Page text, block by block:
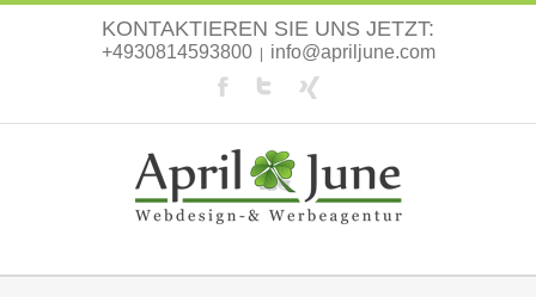
KONTAKTIEREN SIE UNS JETZT:
+4930814593800 info@apriljune.com